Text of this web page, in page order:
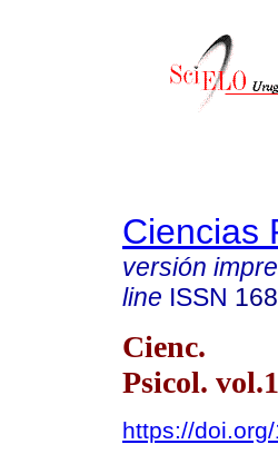
Ciencias
versión
line ISSN
Cienc.
Psicol.
https://